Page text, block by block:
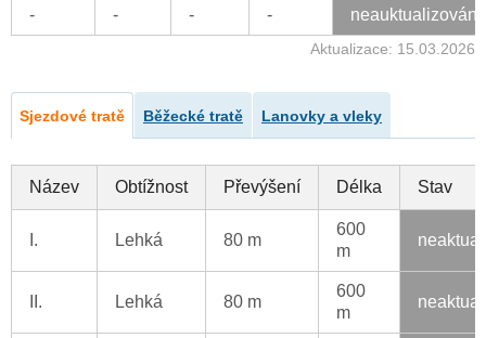
- - - - neauktualizováno
Aktualizace: 15.03.2026
Sjezdové tratě Běžecké tratě Lanovky a vleky
Název Obtížnost Převýšení Délka Stav
I. Lehká 80 m
600
m
II. Lehká 80 m
600
m